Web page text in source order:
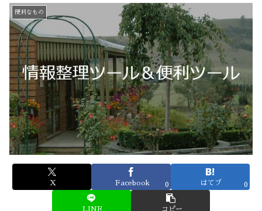
便利なもの
X Facebook 0 はてブ 0
LINE コピー